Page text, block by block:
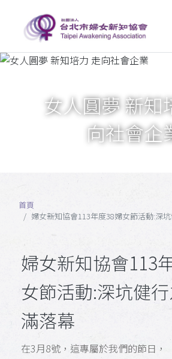
女人圓夢 新知
向社會企
首頁
婦女新知協會113年度38婦女節活動:深
婦女新知協會113
女節活動:深坑健
滿落幕
在3月8號，這專屬於我們的節日，